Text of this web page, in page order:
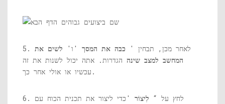
5. לאחר מכן, תבחין ' כבה את המסך 'ו' לשים את
המחשב למצב שינה הגדרות. אתה יכול לשנות את זה
עכשיו או אולי אחר כך.
6. לחץ על “ לִיצוֹר 'כדי ליצור את תכנית הכוח עם